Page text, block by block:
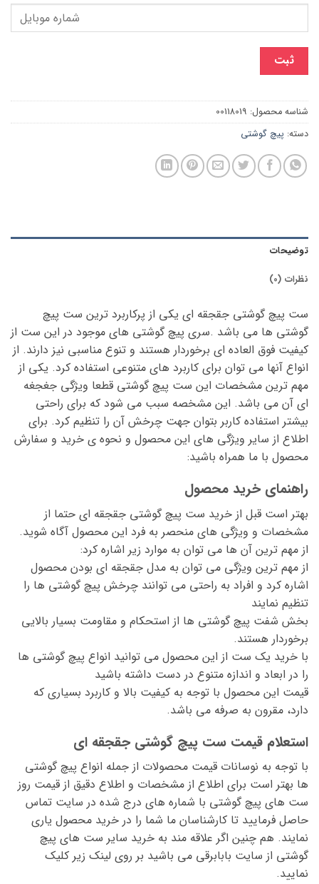
ثبت
شناسه محصول: 00118019
دسته: پیچ گوشتی
توضیحات
نظرات (0)
ست پیچ گوشتی جقجقه ای یکی از پرکاربرد ترین ست پیچ
گوشتی ها می باشد .سری پیچ گوشتی های موجود در این ست از
کیفیت فوق العاده ای برخوردار هستند و تنوع مناسبی نیز دارند. از
انواع آنها می توان برای کاربرد های متنوعی استفاده کرد. یکی از
مهم ترین مشخصات این ست پیچ گوشتی قطعا ویژگی جغجغه
ای آن می باشد. این مشخصه سبب می شود که برای راحتی
بیشتر استفاده کاربر بتوان جهت چرخش آن را تنظیم کرد. برای
اطلاع از سایر ویژگی های این محصول و نحوه ی خرید و سفارش
محصول با ما همراه باشید:
راهنمای خرید محصول
بهتر است قبل از خرید ست پیچ گوشتی جقجقه ای حتما از
مشخصات و ویژگی های منحصر به فرد این محصول آگاه شوید.
از مهم ترین آن ها می توان به موارد زیر اشاره کرد:
از مهم ترین ویژگی می توان به مدل جقجقه ای بودن محصول
اشاره کرد و افراد به راحتی می توانند چرخش پیچ گوشتی ها را
تنظیم نمایند
بخش شفت پیچ گوشتی ها از استحکام و مقاومت بسیار بالایی
برخوردار هستند.
با خرید یک ست از این محصول می توانید انواع پیچ گوشتی ها
را در ابعاد و اندازه متنوع در دست داشته باشید
قیمت این محصول با توجه به کیفیت بالا و کاربرد بسیاری که
دارد، مقرون به صرفه می باشد.
استعلام قیمت ست پیچ گوشتی جقجقه ای
با توجه به نوسانات قیمت محصولات از جمله انواع پیچ گوشتی
ها بهتر است برای اطلاع از مشخصات و اطلاع دقیق از قیمت روز
ست های پیچ گوشتی با شماره های درج شده در سایت تماس
حاصل فرمایید تا کارشناسان ما شما را در خرید محصول یاری
نمایند. هم چنین اگر علاقه مند به خرید سایر ست های پیچ
گوشتی از سایت بابابرقی می باشید بر روی لینک زیر کلیک
نمایید.